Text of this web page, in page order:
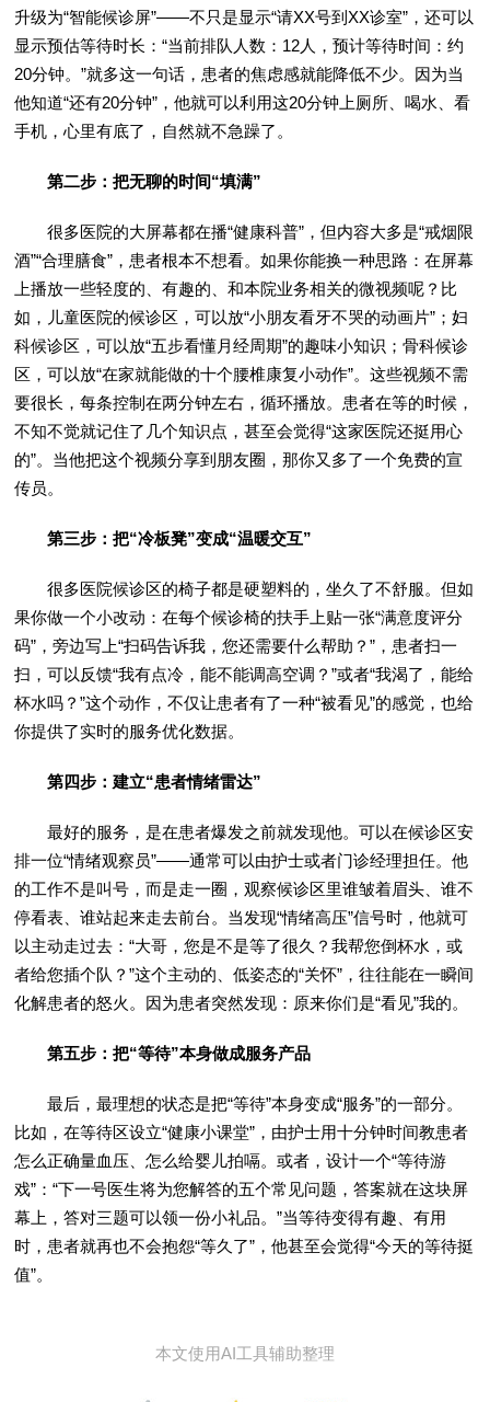
升级为“智能候诊屏”——不只是显示“请XX号到XX诊室”，还可以
显示预估等待时长：“当前排队人数：12人，预计等待时间：约
20分钟。”就多这一句话，患者的焦虑感就能降低不少。因为当
他知道“还有20分钟”，他就可以利用这20分钟上厕所、喝水、看
手机，心里有底了，自然就不急躁了。
第二步：把无聊的时间“填满”
很多医院的大屏幕都在播“健康科普”，但内容大多是“戒烟限
酒”“合理膳食”，患者根本不想看。如果你能换一种思路：在屏幕
上播放一些轻度的、有趣的、和本院业务相关的微视频呢？比
如，儿童医院的候诊区，可以放“小朋友看牙不哭的动画片”；妇
科候诊区，可以放“五步看懂月经周期”的趣味小知识；骨科候诊
区，可以放“在家就能做的十个腰椎康复小动作”。这些视频不需
要很长，每条控制在两分钟左右，循环播放。患者在等的时候，
不知不觉就记住了几个知识点，甚至会觉得“这家医院还挺用心
的”。当他把这个视频分享到朋友圈，那你又多了一个免费的宣
传员。
第三步：把“冷板凳”变成“温暖交互”
很多医院候诊区的椅子都是硬塑料的，坐久了不舒服。但如
果你做一个小改动：在每个候诊椅的扶手上贴一张“满意度评分
码”，旁边写上“扫码告诉我，您还需要什么帮助？”，患者扫一
扫，可以反馈“我有点冷，能不能调高空调？”或者“我渴了，能给
杯水吗？”这个动作，不仅让患者有了一种“被看见”的感觉，也给
你提供了实时的服务优化数据。
第四步：建立“患者情绪雷达”
最好的服务，是在患者爆发之前就发现他。可以在候诊区安
排一位“情绪观察员”——通常可以由护士或者门诊经理担任。他
的工作不是叫号，而是走一圈，观察候诊区里谁皱着眉头、谁不
停看表、谁站起来走去前台。当发现“情绪高压”信号时，他就可
以主动走过去：“大哥，您是不是等了很久？我帮您倒杯水，或
者给您插个队？”这个主动的、低姿态的“关怀”，往往能在一瞬间
化解患者的怒火。因为患者突然发现：原来你们是“看见”我的。
第五步：把“等待”本身做成服务产品
最后，最理想的状态是把“等待”本身变成“服务”的一部分。
比如，在等待区设立“健康小课堂”，由护士用十分钟时间教患者
怎么正确量血压、怎么给婴儿拍嗝。或者，设计一个“等待游
戏”：“下一号医生将为您解答的五个常见问题，答案就在这块屏
幕上，答对三题可以领一份小礼品。”当等待变得有趣、有用
时，患者就再也不会抱怨“等久了”，他甚至会觉得“今天的等待挺
值”。
本文使用AI工具辅助整理